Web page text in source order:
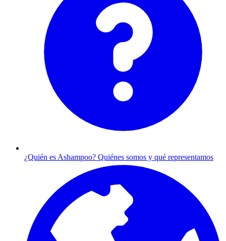
¿Quién es Ashampoo? Quiénes somos y qué representamos